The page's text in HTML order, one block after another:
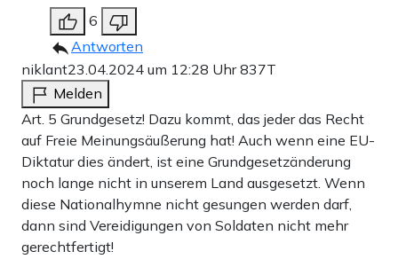
6
Antworten
niklant23.04.2024 um 12:28 Uhr837T
Melden
Art. 5 Grundgesetz! Dazu kommt, das jeder das Recht
auf Freie Meinungsäußerung hat! Auch wenn eine EU-
Diktatur dies ändert, ist eine Grundgesetzänderung
noch lange nicht in unserem Land ausgesetzt. Wenn
diese Nationalhymne nicht gesungen werden darf,
dann sind Vereidigungen von Soldaten nicht mehr
gerechtfertigt!